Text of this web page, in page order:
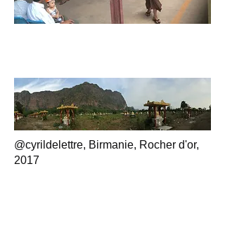
@cyrildelettre, Birmanie, Rocher d'or,
2017